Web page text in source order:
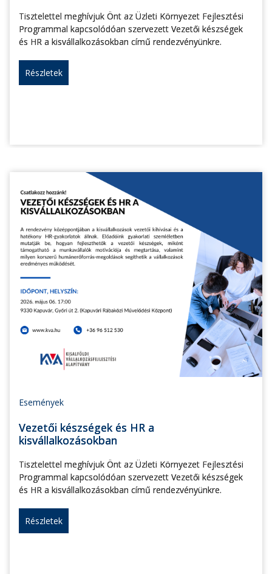
Tisztelettel meghívjuk Önt az Üzleti Környezet Fejlesztési
Programmal kapcsolódóan szervezett Vezetői készségek
és HR a kisvállalkozásokban című rendezvényünkre.
Részletek
Események
Vezetői készségek és HR a
kisvállalkozásokban
Tisztelettel meghívjuk Önt az Üzleti Környezet Fejlesztési
Programmal kapcsolódóan szervezett Vezetői készségek
és HR a kisvállalkozásokban című rendezvényünkre.
Részletek